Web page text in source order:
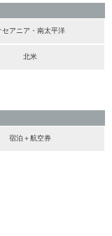
セアニア・南太平洋
北米
宿泊＋航空券